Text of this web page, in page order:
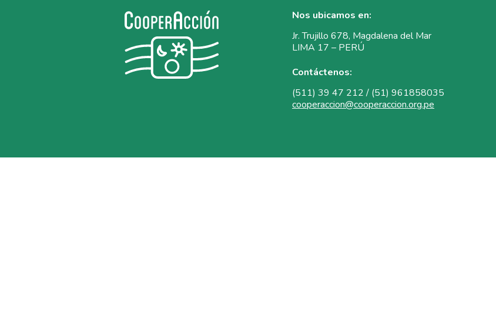
Nos ubicamos en:
Jr. Trujillo 678, Magdalena del Mar
LIMA 17 – PERÚ
Contáctenos:
(511) 39 47 212 / (51) 961858035
cooperaccion@cooperaccion.org.pe